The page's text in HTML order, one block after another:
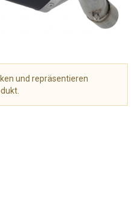
und repräsentieren